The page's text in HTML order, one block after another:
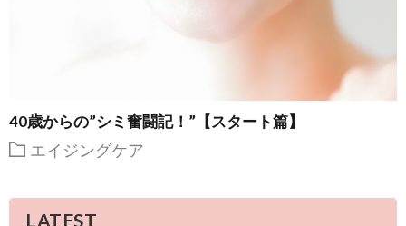
40歳からの”シミ奮闘記！”【スタート篇】
エイジングケア
LATEST